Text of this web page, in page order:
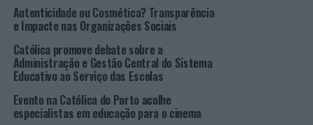
O acesso à conferência é uma oportunidade única para
todos os alunos e interessados pois irão ser discutidos
temas de economia política e serão divulgados os
trabalhos de jovens investigadores em início de carreira.
A sessão está inserida no Ciclo de Conferências que
conta com organização da Associação Portuguesa de
Autenticidade ou Cosmética? Transparência
e Impacte nas Organizações Sociais
Católica promove debate sobre a
Administração e Gestão Central do Sistema
Educativo ao Serviço das Escolas
Evento na Católica do Porto acolhe
especialistas em educação para o cinema